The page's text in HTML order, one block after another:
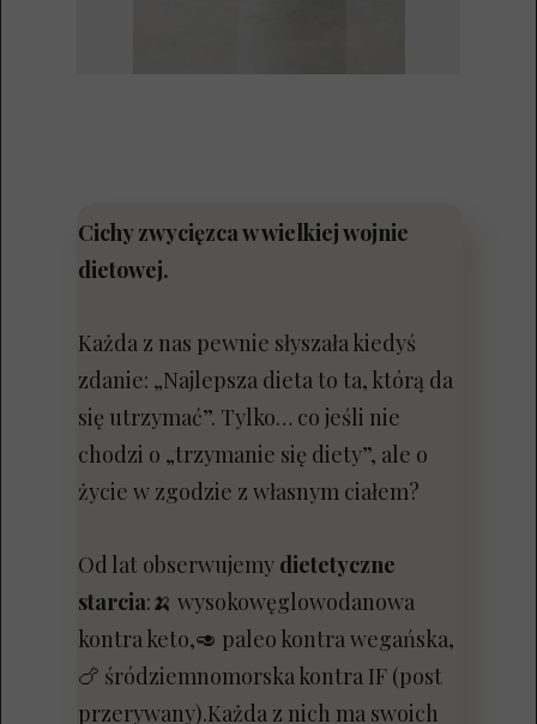
Cichy zwycięzca w wielkiej wojnie
dietowej.
Każda z nas pewnie słyszała kiedyś
zdanie: „Najlepsza dieta to ta, którą da
się utrzymać”. Tylko… co jeśli nie
chodzi o „trzymanie się diety”, ale o
życie w zgodzie z własnym ciałem?
Od lat obserwujemy dietetyczne
starcia:🍌 wysokowęglowodanowa
kontra keto,🥑 paleo kontra wegańska,
🍗 śródziemnomorska kontra IF (post
przerywany).Każda z nich ma swoich